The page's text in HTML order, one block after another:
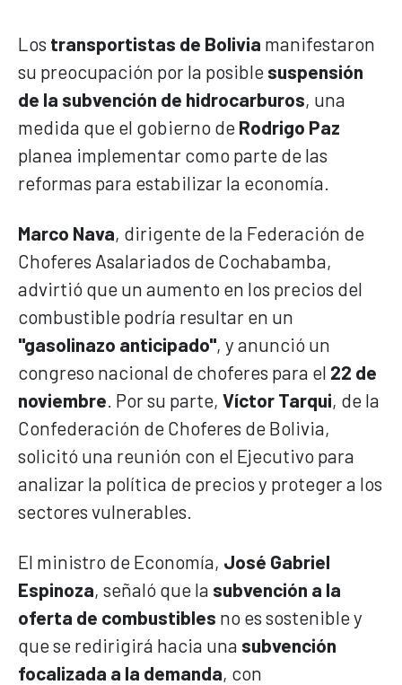
Los transportistas de Bolivia manifestaron
su preocupación por la posible suspensión
de la subvención de hidrocarburos, una
medida que el gobierno de Rodrigo Paz
planea implementar como parte de las
reformas para estabilizar la economía.
Marco Nava, dirigente de la Federación de
Choferes Asalariados de Cochabamba,
advirtió que un aumento en los precios del
combustible podría resultar en un
"gasolinazo anticipado", y anunció un
congreso nacional de choferes para el 22 de
noviembre . Por su parte, Víctor Tarqui, de la
Confederación de Choferes de Bolivia,
solicitó una reunión con el Ejecutivo para
analizar la política de precios y proteger a los
sectores vulnerables.
El ministro de Economía, José Gabriel
Espinoza, señaló que la subvención a la
oferta de combustibles no es sostenible y
que se redirigirá hacia una subvención
focalizada a la demanda, con